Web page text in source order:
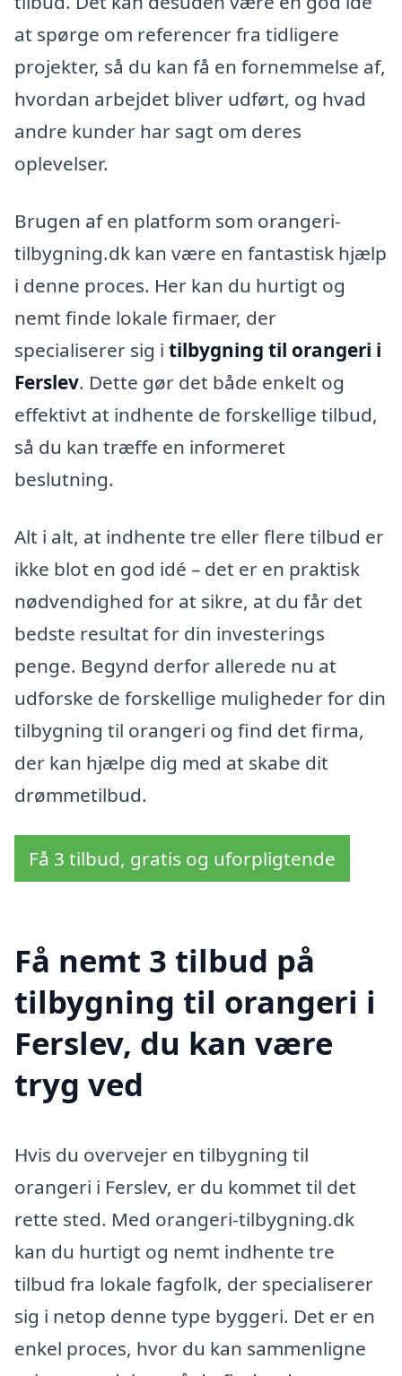
at spørge om referencer fra tidligere
projekter, så du kan få en fornemmelse af,
hvordan arbejdet bliver udført, og hvad
andre kunder har sagt om deres
oplevelser.
Brugen af en platform som orangeri-
tilbygning.dk kan være en fantastisk hjælp
i denne proces. Her kan du hurtigt og
nemt finde lokale firmaer, der
specialiserer sig i tilbygning til orangeri i
Ferslev. Dette gør det både enkelt og
effektivt at indhente de forskellige tilbud,
så du kan træffe en informeret
beslutning.
Alt i alt, at indhente tre eller flere tilbud er
ikke blot en god idé – det er en praktisk
nødvendighed for at sikre, at du får det
bedste resultat for din investerings
penge. Begynd derfor allerede nu at
udforske de forskellige muligheder for din
tilbygning til orangeri og find det firma,
der kan hjælpe dig med at skabe dit
drømmetilbud.
Få 3 tilbud, gratis og uforpligtende
Få nemt 3 tilbud på
tilbygning til orangeri i
Ferslev, du kan være
tryg ved
Hvis du overvejer en tilbygning til
orangeri i Ferslev, er du kommet til det
rette sted. Med orangeri-tilbygning.dk
kan du hurtigt og nemt indhente tre
tilbud fra lokale fagfolk, der specialiserer
sig i netop denne type byggeri. Det er en
enkel proces, hvor du kan sammenligne